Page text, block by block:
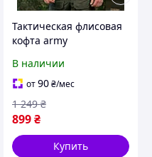
Тактическая флисовая
кофта army
армия украины,флиска
койот мультикам,флиск
В наличии
от90₴/мес
899₴
1 249 ₴
Купить